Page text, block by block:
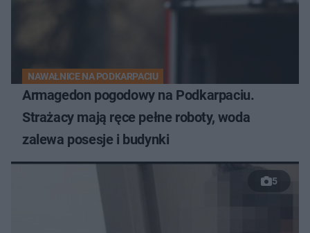
NAWAŁNICE NA PODKARPACIU
Armagedon pogodowy na Podkarpaciu.
Strażacy mają ręce pełne roboty, woda
zalewa posesje i budynki
5